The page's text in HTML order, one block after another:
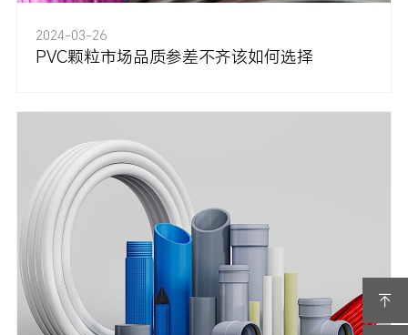
2024-03-26
PVC颗粒市场品质参差不齐该如何选择